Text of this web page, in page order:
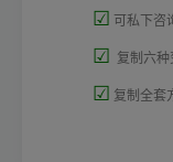
☑ 可私下咨
☑ 复制六
☑ 复制全套